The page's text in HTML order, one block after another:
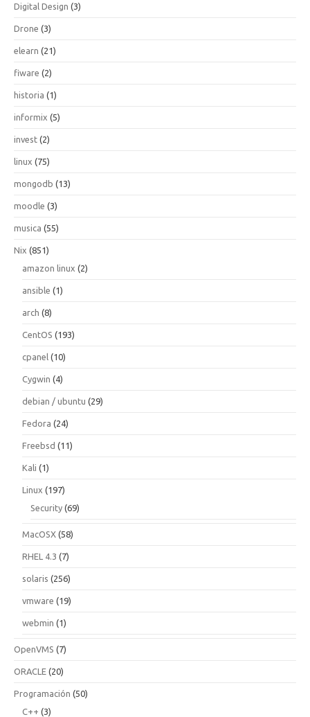
Digital Design (3)
Drone (3)
elearn (21)
fiware (2)
historia (1)
informix (5)
invest (2)
linux (75)
mongodb (13)
moodle (3)
musica (55)
Nix (851)
amazon linux (2)
ansible (1)
arch (8)
CentOS (193)
cpanel (10)
Cygwin (4)
debian / ubuntu (29)
Fedora (24)
Freebsd (11)
Kali (1)
Linux (197)
Security (69)
MacOSX (58)
RHEL 4.3 (7)
solaris (256)
vmware (19)
webmin (1)
OpenVMS (7)
ORACLE (20)
Programación (50)
C++ (3)